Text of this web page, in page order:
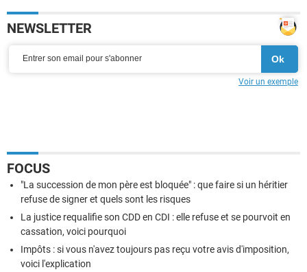
NEWSLETTER
Voir un exemple
FOCUS
"La succession de mon père est bloquée" : que faire si un héritier
refuse de signer et quels sont les risques
La justice requalifie son CDD en CDI : elle refuse et se pourvoit en
cassation, voici pourquoi
Impôts : si vous n'avez toujours pas reçu votre avis d'imposition,
voici l'explication